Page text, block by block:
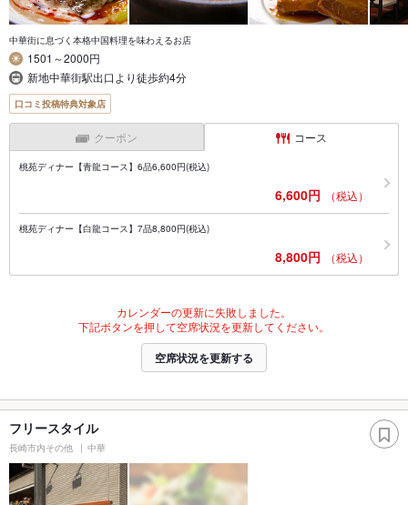
中華街に息づく本格中国料理を味わえるお店
1501～2000円
新地中華街駅出口より徒歩約4分
口コミ投稿特典対象店
クーポン コース
桃苑ディナー【青龍コース】6品6,600円(税込)
6,600円 （税込）
桃苑ディナー【白龍コース】7品8,800円(税込)
8,800円 （税込）
カレンダーの更新に失敗しました。
下記ボタンを押して空席状況を更新してください。
空席状況を更新する
フリースタイル
長崎市内その他 中華